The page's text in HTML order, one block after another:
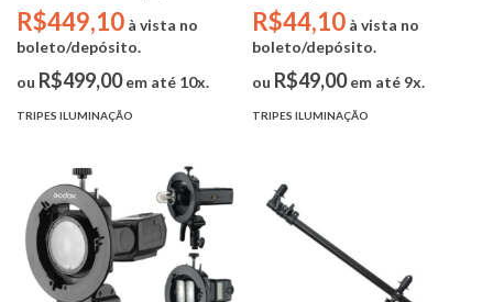
Rodas - 2,50m - 15kg)
R$449,10 à vista no
boleto/depósito.
ou R$499,00em até 10x.
TRIPES ILUMINAÇÃO
com Encaixe 5/8"
R$44,10 à vista no
boleto/depósito.
ou R$49,00em até 9x.
TRIPES ILUMINAÇÃO